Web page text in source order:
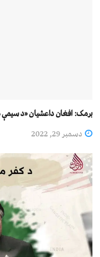
برمک: افغان داعشیان «د سیمې
دسمبر 29, 2022